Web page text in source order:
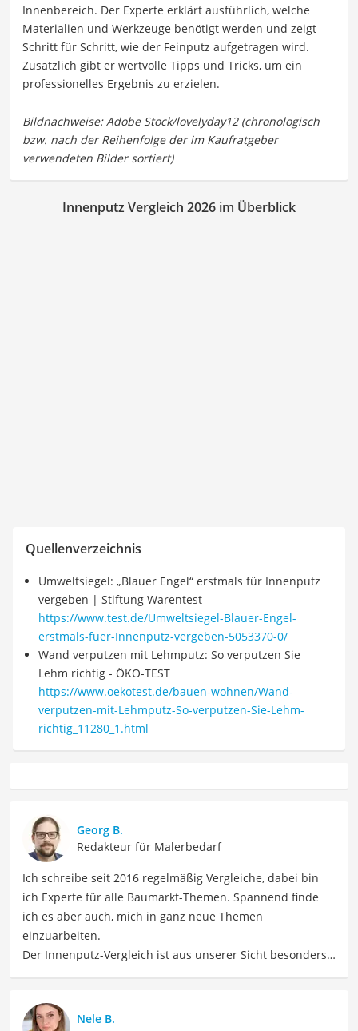
Innenbereich. Der Experte erklärt ausführlich, welche
Materialien und Werkzeuge benötigt werden und zeigt
Schritt für Schritt, wie der Feinputz aufgetragen wird.
Zusätzlich gibt er wertvolle Tipps und Tricks, um ein
professionelles Ergebnis zu erzielen.
Innenputz Vergleich 2026 im Überblick
Quellenverzeichnis
Umweltsiegel: „Blauer Engel“ erstmals für Innenputz
vergeben | Stiftung Warentest
https://www.test.de/Umweltsiegel-Blauer-Engel-
erstmals-fuer-Innenputz-vergeben-5053370-0/
Wand verputzen mit Lehmputz: So verputzen Sie
Lehm richtig - ÖKO-TEST
https://www.oekotest.de/bauen-wohnen/Wand-
verputzen-mit-Lehmputz-So-verputzen-Sie-Lehm-
richtig_11280_1.html
Georg B.
Redakteur für Malerbedarf
Ich schreibe seit 2016 regelmäßig Vergleiche, dabei bin
ich Experte für alle Baumarkt-Themen. Spannend finde
ich es aber auch, mich in ganz neue Themen
einzuarbeiten.
Der Innenputz-Vergleich ist aus unserer Sicht besonders
Nele B.